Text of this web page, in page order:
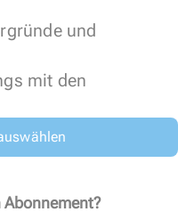
und
mit den
Abonnement?